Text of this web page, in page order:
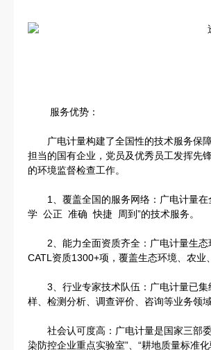
服务优势：
广电计量构建了全国性的技术服务保障
担当的国有企业，党员及优秀员工发挥先
的环境监督检查工作。
1、覆盖全国的服务网络：广电计量在
学 公正 准确 快捷 周到”的技术服务。
2、能力全面资质齐全：广电计量生态
CATL资质1300+项，覆盖生态环境、农
3、行业专家技术队伍：广电计量已集
样、检测分析、调查评价、咨询等业务领域
社会认可度高：广电计量是国家三部委
染防控企业重点实验室”、“耕地质量标准